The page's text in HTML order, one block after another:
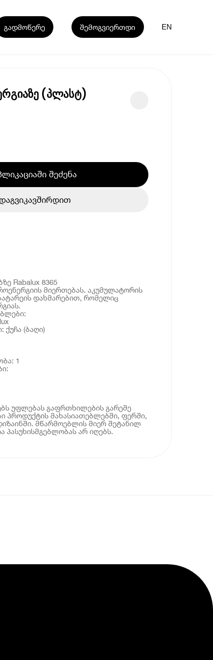
გადმოწერე შემოგვიერთდი EN
(პლასტ)
შეძენა
Rabalux 8365
მიერთებას. აკუმულატორის
დახმარებით, რომელიც
ქუჩა (ბაღი)
1
უფლებას გაფრთხილების გარეშე
პროდუქტის მახასიათებლებში, ფერში,
მწარმოებლის მიერ შეტანილ
პასუხისმგებლობას არ იღებს.